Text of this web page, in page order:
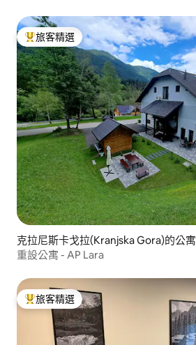
旅客精選榜首
旅客精選
克拉尼斯卡戈拉(Kranjska Gora)的公寓
重設公寓 - AP Lara
旅客精選榜首
旅客精選